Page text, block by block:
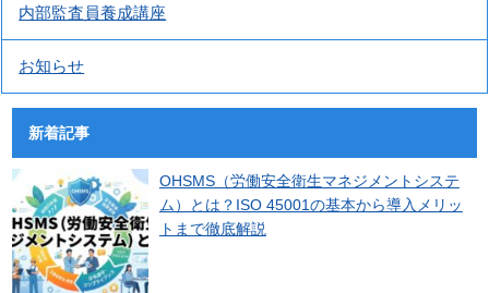
内部監査員養成講座
お知らせ
新着記事
OHSMS（労働安全衛生マネジメントシステ
ム）とは？ISO 45001の基本から導入メリッ
トまで徹底解説